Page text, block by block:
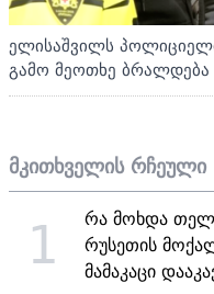
ელისაშვილს
გამო მეოთხე ბრალდება
მკითხველის რჩეული
1
რა მოხდა
რუსეთის
მამაკაცი